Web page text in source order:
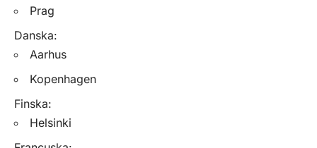
Prag
Danska:
Aarhus
Kopenhagen
Finska:
Helsinki